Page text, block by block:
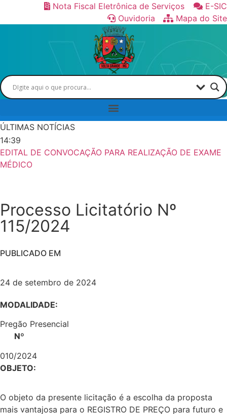
Nota Fiscal Eletrônica de Serviços
E-SIC
Ouvidoria
Mapa do Site
ÚLTIMAS NOTÍCIAS
14:39
EDITAL DE CONVOCAÇÃO PARA REALIZAÇÃO DE EXAME
MÉDICO
Processo Licitatório Nº
115/2024
PUBLICADO EM
24 de setembro de 2024
MODALIDADE:
Pregão Presencial
Nº
010/2024
OBJETO:
O objeto da presente licitação é a escolha da proposta
mais vantajosa para o REGISTRO DE PREÇO para futuro e